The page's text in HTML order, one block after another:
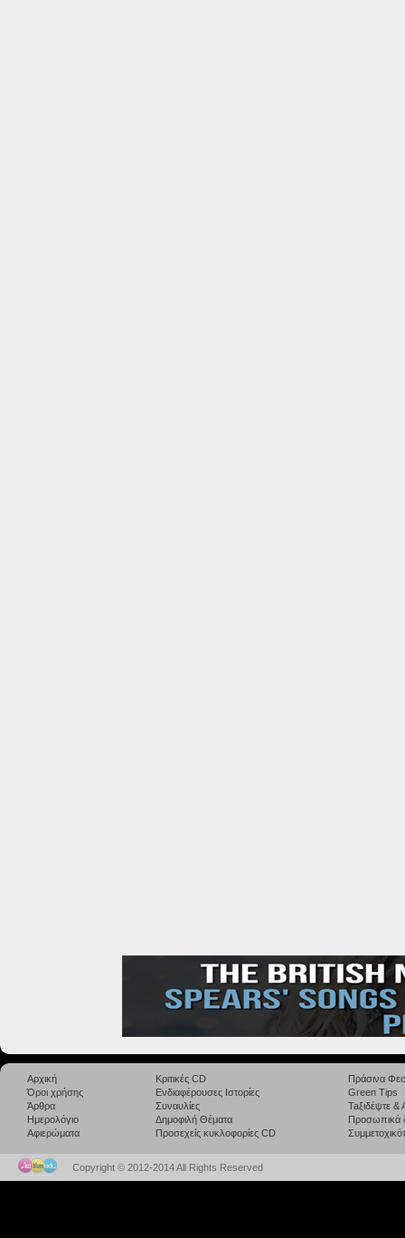
Αρχική
Όροι χρήσης
Άρθρα
Ημερολόγιο
Αφιερώματα
Κριτικές CD
Ενδιαφέρουσες Ιστορίες
Συναυλίες
Δημοφιλή Θέματα
Προσεχείς κυκλοφορίες CD
Πράσινα
Green Tips
Taξιδέψτε
Προσωπικά
Copyright © 2012-2014 All Rights Reserved